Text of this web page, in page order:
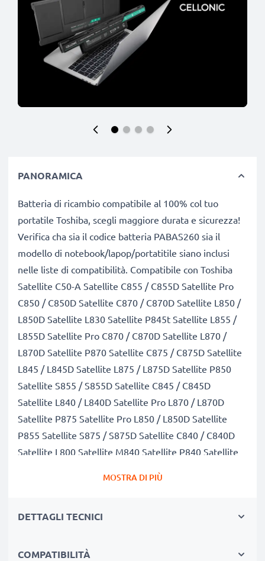
PANORAMICA
Batteria di ricambio compatibile al 100% col tuo
portatile Toshiba, scegli maggiore durata e sicurezza!
Verifica cha sia il codice batteria PABAS260 sia il
modello di notebook/lapop/portatitile siano inclusi
nelle liste di compatibilità. Compatibile con Toshiba
Satellite C50-A Satellite C855 / C855D Satellite Pro
C850 / C850D Satellite C870 / C870D Satellite L850 /
L850D Satellite L830 Satellite P845t Satellite L855 /
L855D Satellite Pro C870 / C870D Satellite L870 /
L870D Satellite P870 Satellite C875 / C875D Satellite
L845 / L845D Satellite L875 / L875D Satellite P850
Satellite S855 / S855D Satellite C845 / C845D
Satellite L840 / L840D Satellite Pro L870 / L870D
Satellite P875 Satellite Pro L850 / L850D Satellite
P855 Satellite S875 / S875D Satellite C840 / C840D
Satellite L800 Satellite M840 Satellite P840 Satellite
Satellite Pro C840 / C840D Satellite Pro L855 / L855D
Pro
MOSTRA DI PIÙ
DETTAGLI TECNICI
COMPATIBILITÀ